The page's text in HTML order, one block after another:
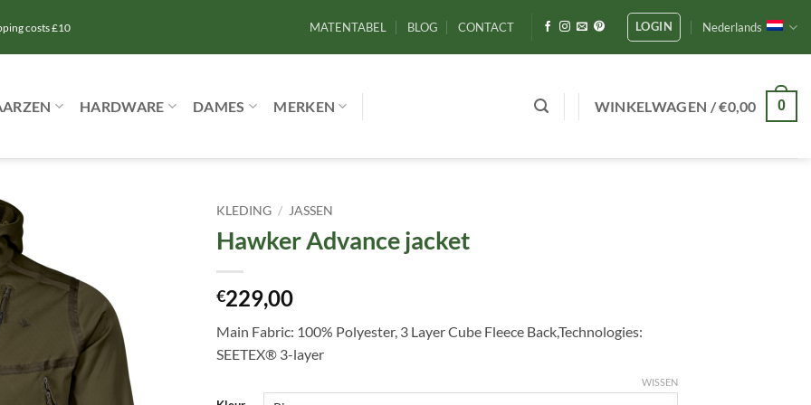
costs £10 MATENTABEL BLOG CONTACT LOGIN Nederlands
HARDWARE DAMES MERKEN WINKELWAGEN /€0,00 0
KLEDING / JASSEN
Hawker Advance jacket
€229,00
Main Fabric: 100% Polyester, 3 Layer Cube Fleece Back,Technologies:
SEETEX® 3-layer
WISSEN